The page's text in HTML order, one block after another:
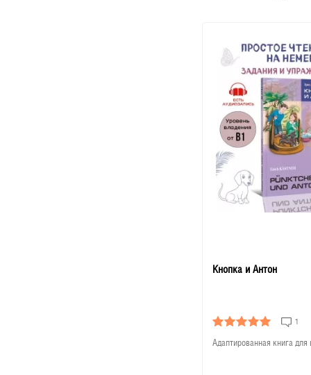
Кнопка и Антон
1
Адаптированная книга